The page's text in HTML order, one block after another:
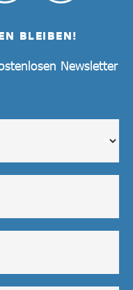
BLEIBEN!
Newsletter